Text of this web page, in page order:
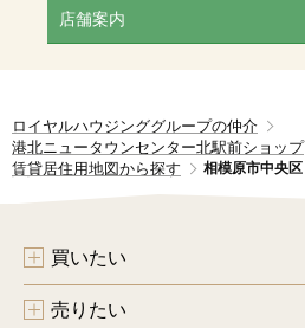
店舗案内
ロイヤルハウジンググループの仲介
港北ニュータウンセンター北駅前ショップ
賃貸居住用地図から探す
相模原市中央区
買いたい
売りたい